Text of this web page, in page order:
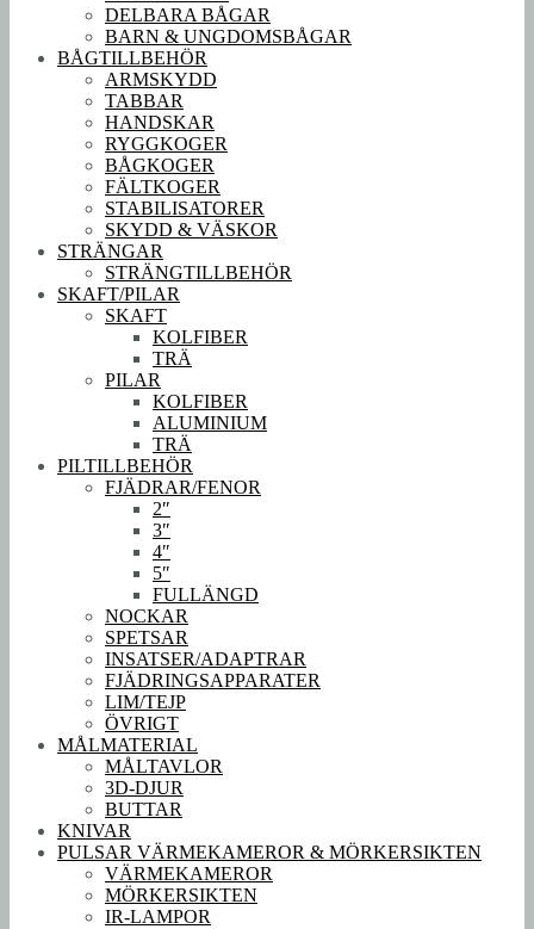
DELBARA BÅGAR
BARN & UNGDOMSBÅGAR
BÅGTILLBEHÖR
ARMSKYDD
TABBAR
HANDSKAR
RYGGKOGER
BÅGKOGER
FÄLTKOGER
STABILISATORER
SKYDD & VÄSKOR
STRÄNGAR
STRÄNGTILLBEHÖR
SKAFT/PILAR
SKAFT
KOLFIBER
TRÄ
PILAR
KOLFIBER
ALUMINIUM
TRÄ
PILTILLBEHÖR
FJÄDRAR/FENOR
2″
3″
4″
5″
FULLÄNGD
NOCKAR
SPETSAR
INSATSER/ADAPTRAR
FJÄDRINGSAPPARATER
LIM/TEJP
ÖVRIGT
MÅLMATERIAL
MÅLTAVLOR
3D-DJUR
BUTTAR
KNIVAR
PULSAR VÄRMEKAMEROR & MÖRKERSIKTEN
VÄRMEKAMEROR
MÖRKERSIKTEN
IR-LAMPOR